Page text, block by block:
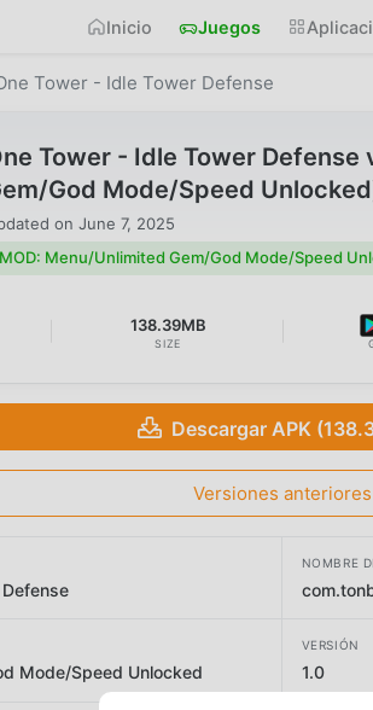
Inicio Juegos
Tower - Idle Tower Defense
Tower - Idle Tower Defense
God Mode/Speed
on June 7, 2025
MOD: Menu/Unlimited Gem/God Mode/Speed
138.39MB
SIZE
Descargar APK
Versiones anteriores
NOMBRE
Mode/Speed Unlocked
VERSIÓN
1.0